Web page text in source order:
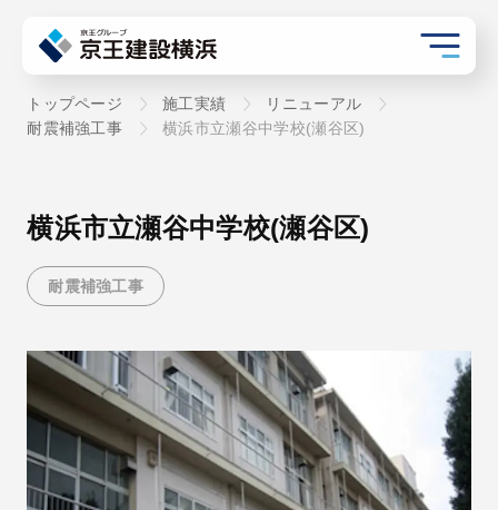
トップページ 施工実績
リニューアル
耐震補強工事
横浜市立瀬谷中学校(瀬谷区)
横浜市立瀬谷中学校(瀬谷区)
耐震補強工事